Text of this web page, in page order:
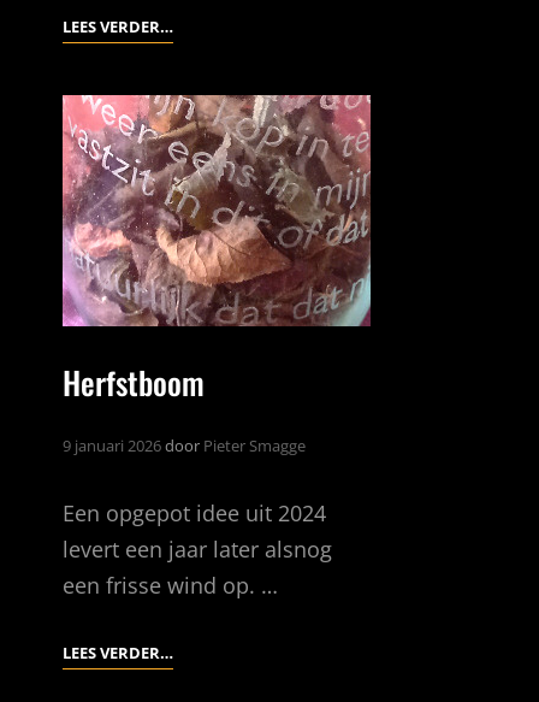
LEES VERDER…DE
KRANT
Herfstboom
9 januari 2026door Pieter Smagge
Een opgepot idee uit 2024
levert een jaar later alsnog
een frisse wind op. …
LEES VERDER…HERFSTBOOM